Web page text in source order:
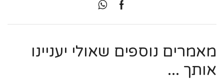
מאמרים נוספים שאולי יעניינו
אותך ...